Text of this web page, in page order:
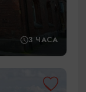
3 ЧАСА